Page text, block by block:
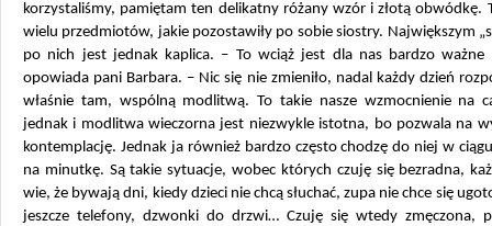
korzystaliśmy, pamiętam ten delikatny różany wzór i złotą obwódkę.
wielu przedmiotów, jakie pozostawiły po sobie siostry. Największym
po nich jest jednak kaplica. – To wciąż jest dla nas bardzo ważne
opowiada pani Barbara. – Nic się nie zmieniło, nadal każdy dzień
właśnie tam, wspólną modlitwą. To takie nasze wzmocnienie na
jednak i modlitwa wieczorna jest niezwykle istotna, bo pozwala na
kontemplację. Jednak ja również bardzo często chodzę do niej w
na minutkę. Są takie sytuacje, wobec których czuję się bezradna,
wie, że bywają dni, kiedy dzieci nie chcą słuchać, zupa nie chce się
jeszcze telefony, dzwonki do drzwi… Czuję się wtedy zmęczona,